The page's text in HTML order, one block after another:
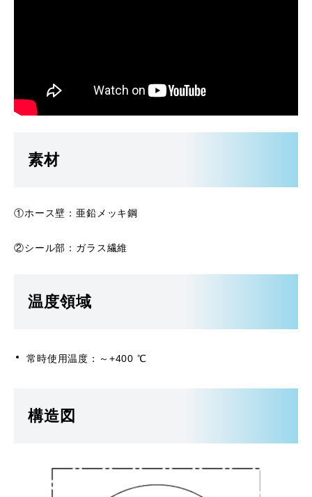
素材
①ホース壁：亜鉛メッキ鋼
②シール部：ガラス繊維
温度領域
常時使用温度：～+400 ℃
構造図